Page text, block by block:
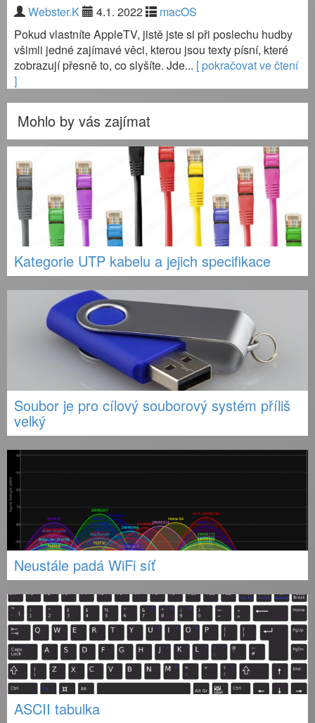
Webster.K 4.1. 2022
macOS
Pokud vlastníte AppleTV, jistě jste si při poslechu hudby
všimli jedné zajímavé věci, kterou jsou texty písní, které
zobrazují přesně to, co slyšíte. Jde... [ pokračovat ve čtení
]
Mohlo by vás zajímat
Kategorie UTP kabelu a jejich specifikace
Soubor je pro cílový souborový systém příliš
velký
Neustále padá WiFi síť
ASCII tabulka